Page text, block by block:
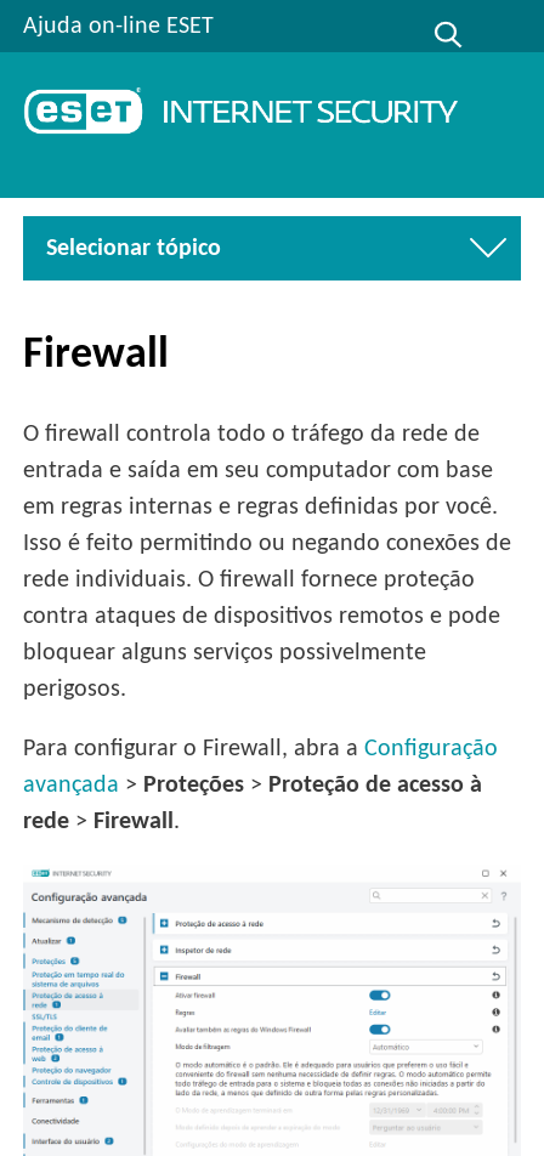
Ajuda on-line ESET
Selecionar tópico
Firewall
O firewall controla todo o tráfego da rede de
entrada e saída em seu computador com base
em regras internas e regras definidas por você.
Isso é feito permitindo ou negando conexões de
rede individuais. O firewall fornece proteção
contra ataques de dispositivos remotos e pode
bloquear alguns serviços possivelmente
perigosos.
Para configurar o Firewall, abra aConfiguração
avançada > Proteções > Proteção de acesso à
rede > Firewall.